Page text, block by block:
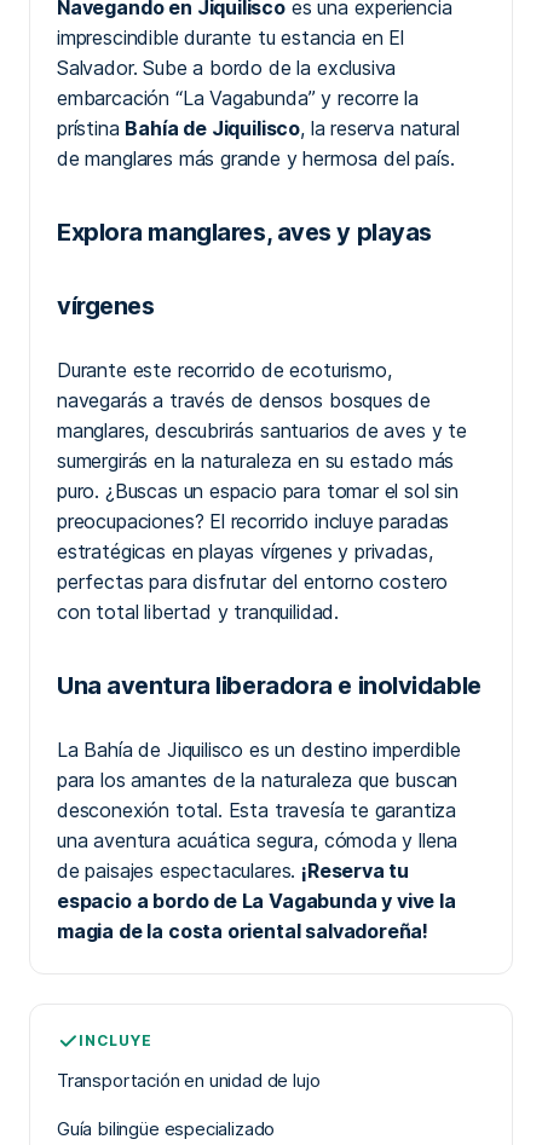
Navegando en Jiquiliscoes una experiencia
imprescindible durante tu estancia en El
Salvador. Sube a bordo de la exclusiva
embarcación “La Vagabunda” y recorre la
prístina Bahía de Jiquilisco, la reserva natural
de manglares más grande y hermosa del país.
Explora manglares, aves y playas
vírgenes
Durante este recorrido de ecoturismo,
navegarás a través de densos bosques de
manglares, descubrirás santuarios de aves y te
sumergirás en la naturaleza en su estado más
puro. ¿Buscas un espacio para tomar el sol sin
preocupaciones? El recorrido incluye paradas
estratégicas en playas vírgenes y privadas,
perfectas para disfrutar del entorno costero
con total libertad y tranquilidad.
Una aventura liberadora e inolvidable
La Bahía de Jiquilisco es un destino imperdible
para los amantes de la naturaleza que buscan
desconexión total. Esta travesía te garantiza
una aventura acuática segura, cómoda y llena
de paisajes espectaculares. ¡Reserva tu
espacio a bordo de La Vagabunda y vive la
magia de la costa oriental salvadoreña!
INCLUYE
Transportación en unidad de lujo
Guía bilingüe especializado